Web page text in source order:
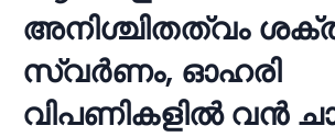
അനിശ്ചിതത്വം
സ്വർണം, ഓഹരി
വിപണികളിൽ വൻ